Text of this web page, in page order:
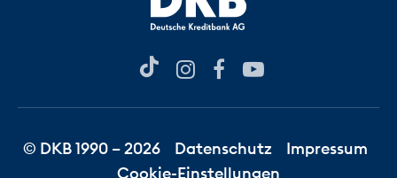
© DKB 1990 – 2026 Datenschutz
Impressum
Cookie-Einstellungen